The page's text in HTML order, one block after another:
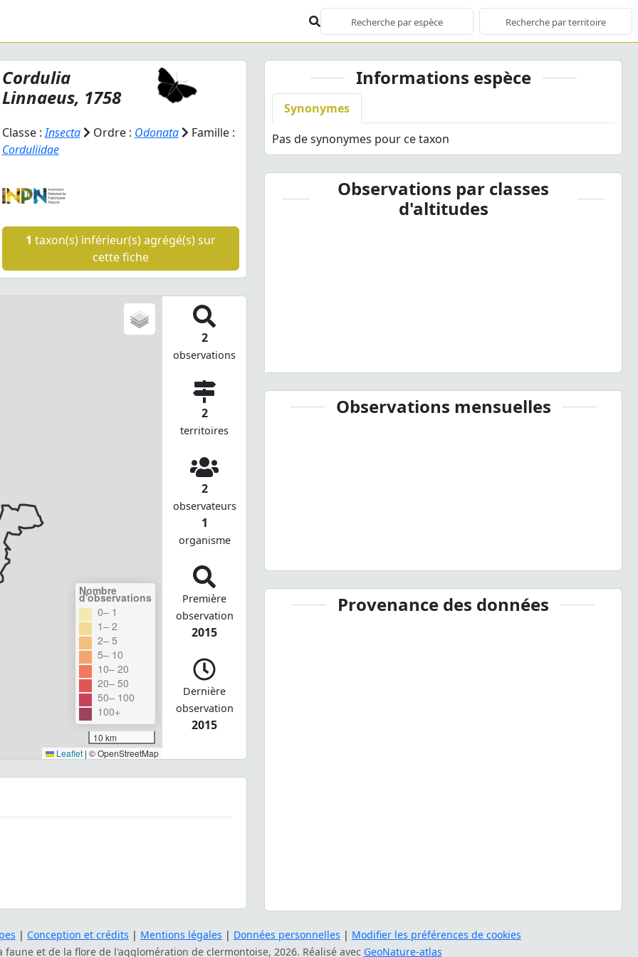
Cordulia
Linnaeus, 1758
Classe :Insecta Ordre : Odonata
Famille :
Corduliidae
1 taxon(s) inférieur(s) agrégé(s) sur
cette fiche
Nombre
d'observations
0– 1
1– 2
2– 5
5– 10
10– 20
20– 50
50– 100
100+
10 km
Leaflet | © OpenStreetMap
2
observations
2
territoires
2
observateurs
1
organisme
Première
observation
2015
Dernière
observation
2015
Informations espèce
Synonymes
Pas de synonymes pour ce taxon
Observations par classes
d'altitudes
Observations mensuelles
Provenance des données
| Conception et crédits | Mentions légales | Données personnelles | Modifier les préférences de cookies
faune et de la flore de l'agglomération de clermontoise, 2026. Réalisé avec GeoNature-atlas